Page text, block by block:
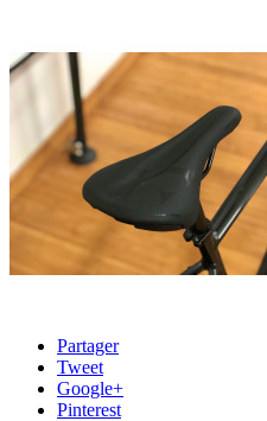
Partager
Tweet
Google+
Pinterest